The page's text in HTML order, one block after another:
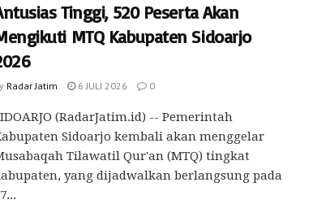
Tinggi, 520 Peserta Akan
MTQ Kabupaten Sidoarjo
Radar Jatim 6 JULI 2026 0
(RadarJatim.id) -- Pemerintah
Sidoarjo kembali akan menggelar
Tilawatil Qur'an (MTQ) tingkat
yang dijadwalkan berlangsung pada